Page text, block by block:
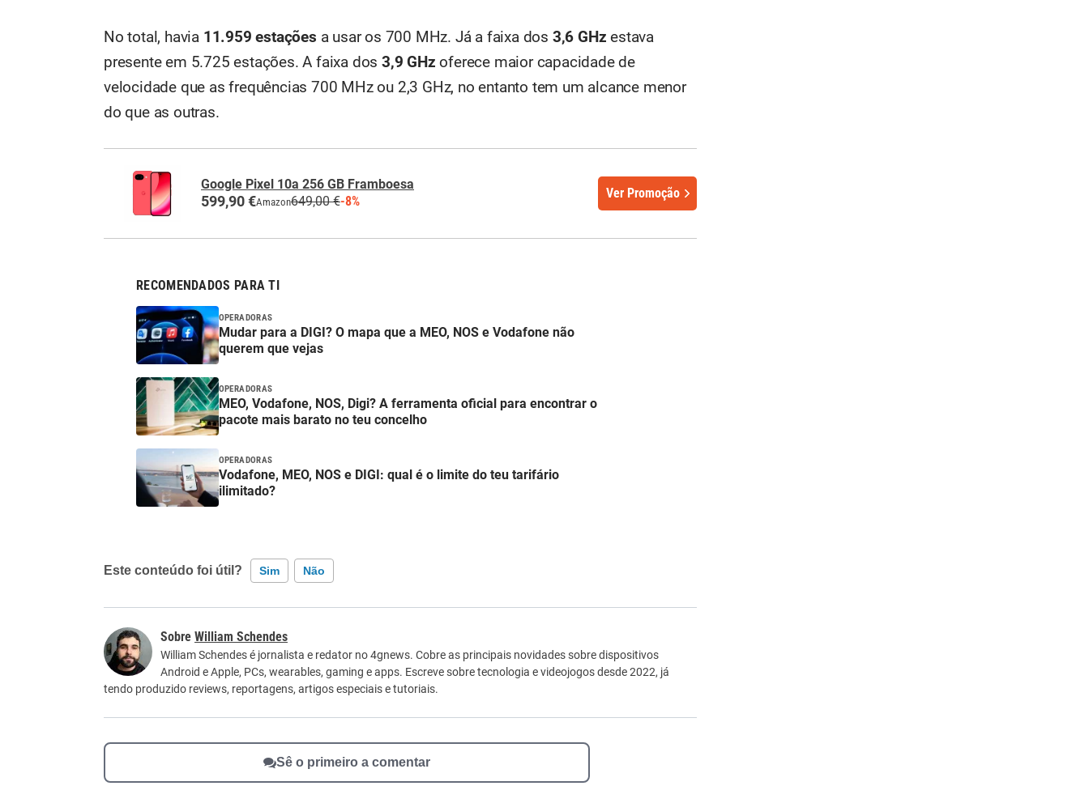
No total, havia 11.959 estações a usar os 700 MHz. Já a faixa dos 3,6 GHz estava
presente em 5.725 estações. A faixa dos 3,9 GHz oferece maior capacidade de
velocidade que as frequências 700 MHz ou 2,3 GHz, no entanto tem um alcance menor
do que as outras.
Google Pixel 10a 256 GB Framboesa
599,90 €Amazon649,00 €-8%
Ver Promoção
RECOMENDADOS PARA TI
OPERADORAS
Mudar para a DIGI? O mapa que a MEO, NOS e Vodafone não
querem que vejas
OPERADORAS
MEO, Vodafone, NOS, Digi? A ferramenta oficial para encontrar o
pacote mais barato no teu concelho
OPERADORAS
Vodafone, MEO, NOS e DIGI: qual é o limite do teu tarifário
ilimitado?
Este conteúdo foi útil? Sim Não
Este conteúdo não tem a informação que procuro
Outro
William Schendes
William Schendes é jornalista e redator no 4gnews. Cobre as principais novidades sobre dispositivos
Android e Apple, PCs, wearables, gaming e apps. Escreve sobre tecnologia e videojogos desde 2022, já
tendo produzido reviews, reportagens, artigos especiais e tutoriais.
Sê o primeiro a comentar